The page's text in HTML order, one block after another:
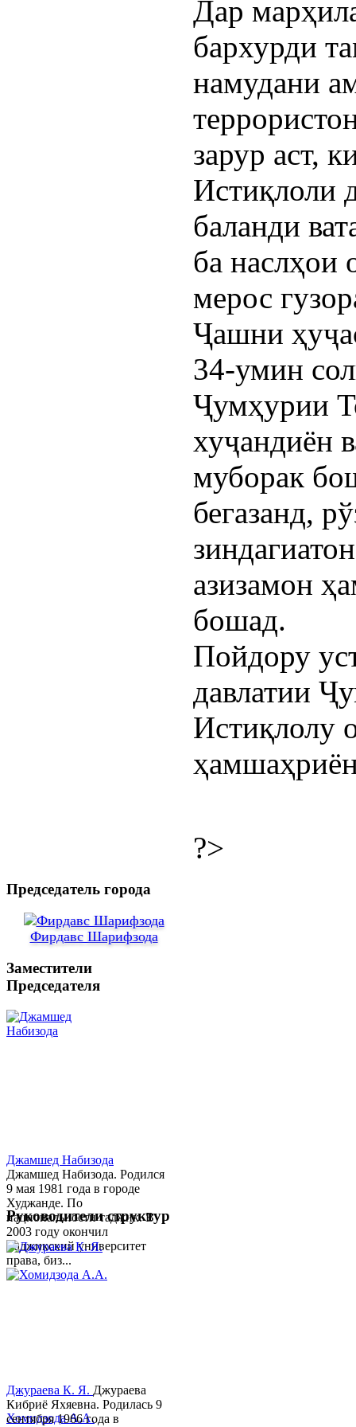
Дар
бархурди
намудани
зарур аст,
Истиқлоли
баланди
ба наслҳои
мерос
Ҷашни
34-умин
Ҷумҳурии
хуҷандиён
муборак
бегазанд,
азизамон
бошад.
Пойдору
давлатии
Истиқлолу
?>
Председатель города
Фирдавс Шарифзода
Заместители
Председателя
Джамшед Набизода
Джамшед Набизода. Родился
9 мая 1981 года в городе
Худжанде. По
национальности таджик. В
2003 году окончил
Таджикский университет
права, биз...
Хомидзода А.А.
Руководители структур
Джураева К. Я. Джураева
Кибриё Яхяевна. Родилась 9
сентября 1966 года в